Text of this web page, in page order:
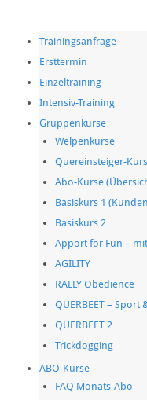
Trainingsanfrage
Ersttermin
Einzeltraining
Intensiv-Training
Gruppenkurse
Welpenkurse
Quereinsteiger-Kurs
Abo-Kurse
Basiskurs 1
Basiskurs 2
Apport for Fun –
AGILITY
RALLY Obedience
QUERBEET –
QUERBEET 2
Trickdogging
ABO-Kurse
FAQ Monats-Abo